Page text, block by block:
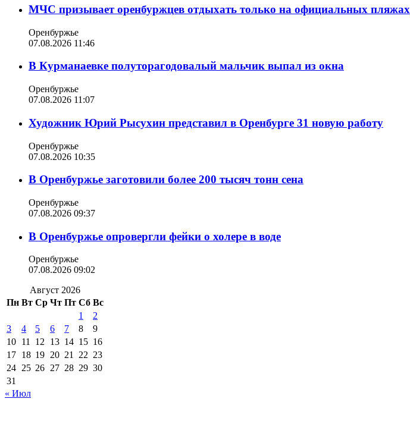
МЧС призывает оренбуржцев отдыхать только на официальных пляжах
Оренбуржье
07.08.2026 11:46
В Курманаевке полуторагодовалый мальчик выпал из окна
Оренбуржье
07.08.2026 11:07
Художник Юрий Рысухин представил в Оренбурге 31 новую работу
Оренбуржье
07.08.2026 10:35
В Оренбуржье заготовили более 200 тысяч тонн сена
Оренбуржье
07.08.2026 09:37
В Оренбуржье опровергли фейки о холере в воде
Оренбуржье
07.08.2026 09:02
Август 2026
Пн Вт Ср Чт Пт Сб Вс
1
2
3
4 5 6 7 8
9
10 11 12 13 14 15 16
17 18 19 20 21 22 23
24 25 26 27 28 29 30
31
« Июл